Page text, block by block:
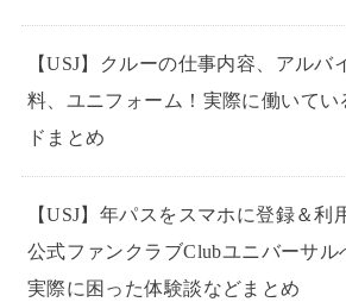
【USJ】クルーの仕事内容、アルバ
料、ユニフォーム！実際に働いてい
ドまとめ
【USJ】年パスをスマホに登録＆利
公式ファンクラブClubユニバーサル
実際に困った体験談などまとめ